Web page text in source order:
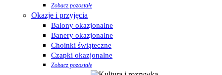
Zobacz pozostałe
Okazje i przyjęcia
Balony okazjonalne
Banery okazjonalne
Choinki świąteczne
Czapki okazjonalne
Zobacz pozostałe